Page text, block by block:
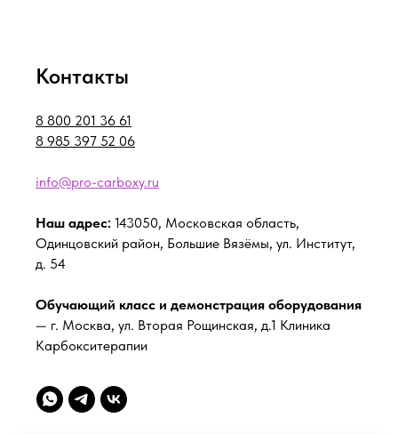
Контакты
8 800 201 36 61
8 985 397 52 06
info@pro-carboxy.ru
Наш адрес: 143050, Московская область,
Одинцовский район, Большие Вязёмы, ул. Институт,
д. 54
Обучающий класс и демонстрация оборудования
— г. Москва, ул. Вторая Рощинская, д.1 Клиника
Карбокситерапии